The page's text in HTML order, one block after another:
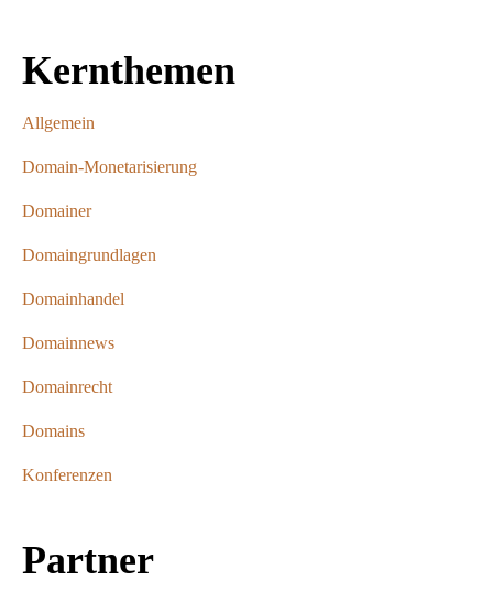
Kernthemen
Allgemein
Domain-Monetarisierung
Domainer
Domaingrundlagen
Domainhandel
Domainnews
Domainrecht
Domains
Konferenzen
Partner